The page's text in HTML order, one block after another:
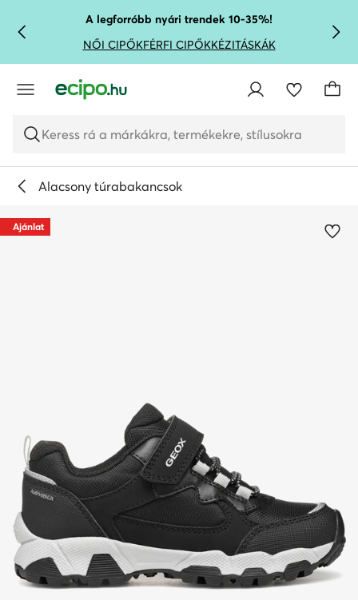
UGRÁS A FŐ TARTALOMRA
UGRÁS A KERESÉSHEZA legforróbb nyári trendek 10-35%!
NŐI CIPŐKFÉRFI CIPŐKKÉZITÁSKÁK
Keress rá a márkákra, termékekre, stílusokra
Alacsony túrabakancsok
Ajánlat